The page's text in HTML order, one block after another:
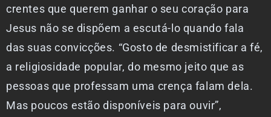
crentes que querem ganhar o seu coração para
Jesus não se dispõem a escutá-lo quando fala
das suas convicções. “Gosto de desmistificar a fé,
a religiosidade popular, do mesmo jeito que as
pessoas que professam uma crença falam dela.
Mas poucos estão disponíveis para ouvir”,